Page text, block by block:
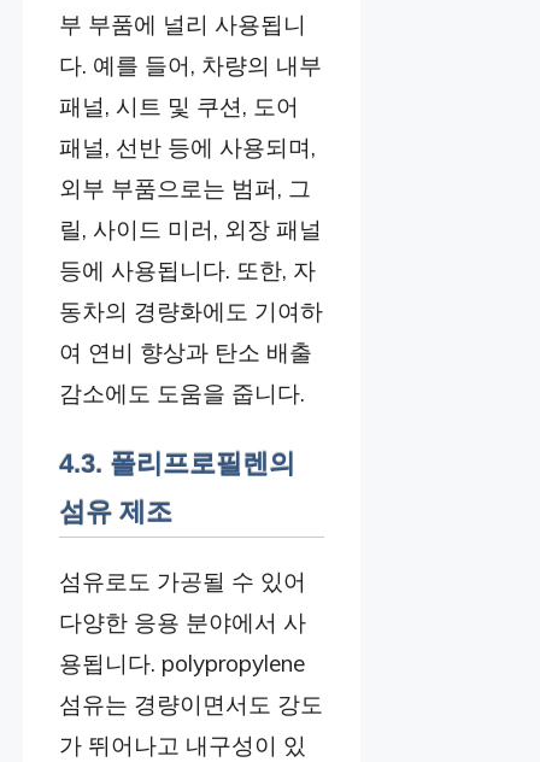
부 부품에 널리 사용됩니
다. 예를 들어, 차량의 내부
패널, 시트 및 쿠션, 도어
패널, 선반 등에 사용되며,
외부 부품으로는 범퍼, 그
릴, 사이드 미러, 외장 패널
등에 사용됩니다. 또한, 자
동차의 경량화에도 기여하
여 연비 향상과 탄소 배출
감소에도 도움을 줍니다.
4.3. 폴리프로필렌의
섬유 제조
섬유로도 가공될 수 있어
다양한 응용 분야에서 사
용됩니다. polypropylene
섬유는 경량이면서도 강도
가 뛰어나고 내구성이 있